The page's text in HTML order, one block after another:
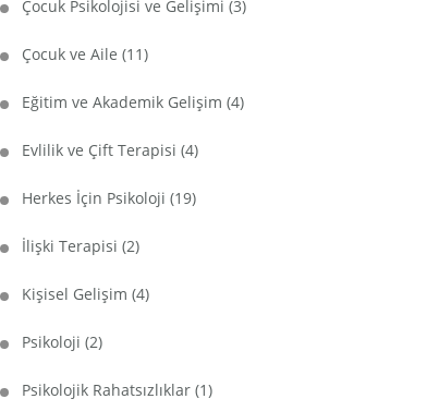
Çocuk Psikolojisi ve Gelişimi (3)
Çocuk ve Aile (11)
Eğitim ve Akademik Gelişim (4)
Evlilik ve Çift Terapisi (4)
Herkes İçin Psikoloji (19)
İlişki Terapisi (2)
Kişisel Gelişim (4)
Psikoloji (2)
Psikolojik Rahatsızlıklar (1)